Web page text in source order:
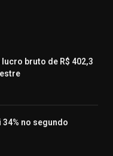
bruto de R$ 402,3
no segundo